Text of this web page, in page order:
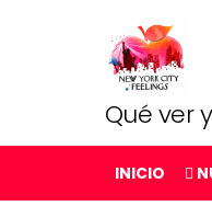
Qué ver
INICIO